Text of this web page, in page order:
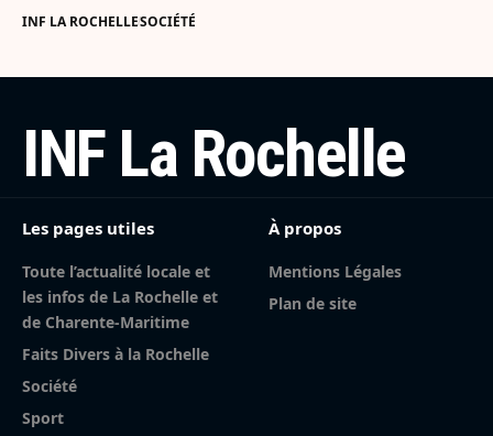
INF LA ROCHELLESOCIÉTÉ
INF La Rochelle
Les pages utiles
Toute l’actualité locale et
les infos de La Rochelle et
de Charente-Maritime
Faits Divers à la Rochelle
Société
Sport
À propos
Mentions Légales
Plan de site